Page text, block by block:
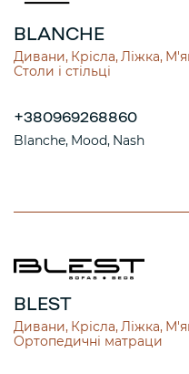
BLANCHE
Дивани Крісла Ліжка
Столи і стільці
+380969268860
Blanche Mood Nash
BLEST
Дивани Крісла Ліжка
Ортопедичні матраци